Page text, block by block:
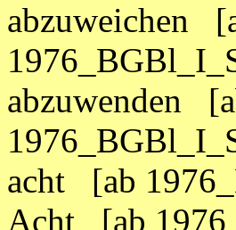
abzuweichen
abzuwenden
acht [ab
Acht [ab